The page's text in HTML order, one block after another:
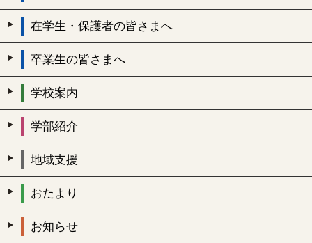
在学生・保護者の皆さまへ
卒業生の皆さまへ
学校案内
学部紹介
地域支援
おたより
お知らせ